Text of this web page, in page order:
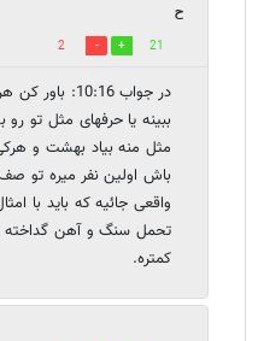
ح
21
2
در جواب
ببینه یا حرفهای مثل تو
مثل منه بیاد بهشت و
باش اولین نفر میره تو
واقعی جائیه که باید با
تحمل سنگ و آهن گداخته
کمتره.